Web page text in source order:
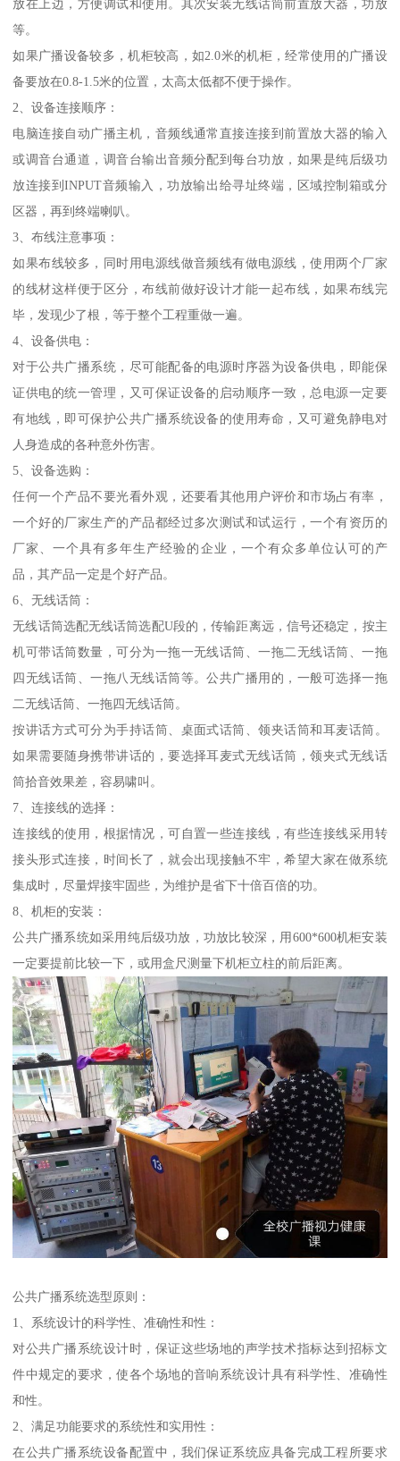
放在上边，方便调试和使用。其次安装无线话筒前置放大器，功放
等。
如果广播设备较多，机柜较高，如2.0米的机柜，经常使用的广播设
备要放在0.8-1.5米的位置，太高太低都不便于操作。
2、设备连接顺序：
电脑连接自动广播主机，音频线通常直接连接到前置放大器的输入
或调音台通道，调音台输出音频分配到每台功放，如果是纯后级功
放连接到INPUT音频输入，功放输出给寻址终端，区域控制箱或分
区器，再到终端喇叭。
3、布线注意事项：
如果布线较多，同时用电源线做音频线有做电源线，使用两个厂家
的线材这样便于区分，布线前做好设计才能一起布线，如果布线完
毕，发现少了根，等于整个工程重做一遍。
4、设备供电：
对于公共广播系统，尽可能配备的电源时序器为设备供电，即能保
证供电的统一管理，又可保证设备的启动顺序一致，总电源一定要
有地线，即可保护公共广播系统设备的使用寿命，又可避免静电对
人身造成的各种意外伤害。
5、设备选购：
任何一个产品不要光看外观，还要看其他用户评价和市场占有率，
一个好的厂家生产的产品都经过多次测试和试运行，一个有资历的
厂家、一个具有多年生产经验的企业，一个有众多单位认可的产
品，其产品一定是个好产品。
6、无线话筒：
无线话筒选配无线话筒选配U段的，传输距离远，信号还稳定，按主
机可带话筒数量，可分为一拖一无线话筒、一拖二无线话筒、一拖
四无线话筒、一拖八无线话筒等。公共广播用的，一般可选择一拖
二无线话筒、一拖四无线话筒。
按讲话方式可分为手持话筒、桌面式话筒、领夹话筒和耳麦话筒。
如果需要随身携带讲话的，要选择耳麦式无线话筒，领夹式无线话
筒拾音效果差，容易啸叫。
7、连接线的选择：
连接线的使用，根据情况，可自置一些连接线，有些连接线采用转
接头形式连接，时间长了，就会出现接触不牢，希望大家在做系统
集成时，尽量焊接牢固些，为维护是省下十倍百倍的功。
8、机柜的安装：
公共广播系统如采用纯后级功放，功放比较深，用600*600机柜安装
一定要提前比较一下，或用盒尺测量下机柜立柱的前后距离。
公共广播系统选型原则：
1、系统设计的科学性、准确性和性：
对公共广播系统设计时，保证这些场地的声学技术指标达到招标文
件中规定的要求，使各个场地的音响系统设计具有科学性、准确性
和性。
2、满足功能要求的系统性和实用性：
在公共广播系统设备配置中，我们保证系统应具备完成工程所要求